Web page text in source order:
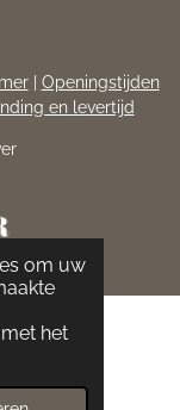
om uw
het
| Openingstijden
en levertijd